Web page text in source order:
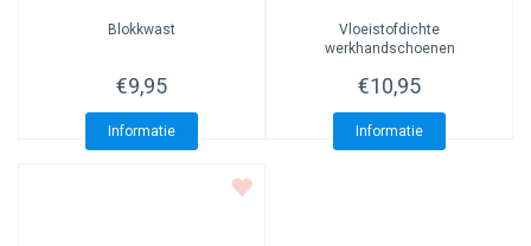
Blokkwast
€9,95
Informatie
Vloeistofdichte
werkhandschoenen
€10,95
Informatie